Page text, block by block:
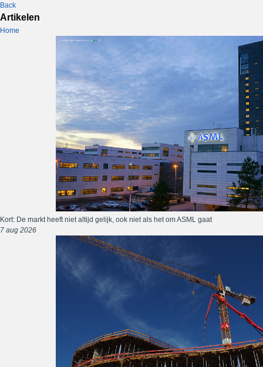
Back
Artikelen
Home
Kort: De markt heeft niet altijd gelijk, ook niet als het om ASML gaat
7 aug 2026